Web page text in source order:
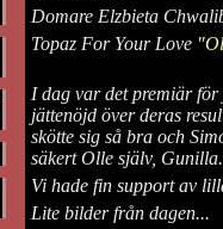
Domare Elzbieta
Topaz For Your Love
I dag var det premiär
jättenöjd över deras
skötte sig så bra och
säkert Olle själv,
Vi hade fin support av
Lite bilder från dagen...